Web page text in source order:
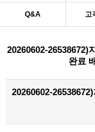
Q&A 고
20260602-26538672)
완료
20260602-